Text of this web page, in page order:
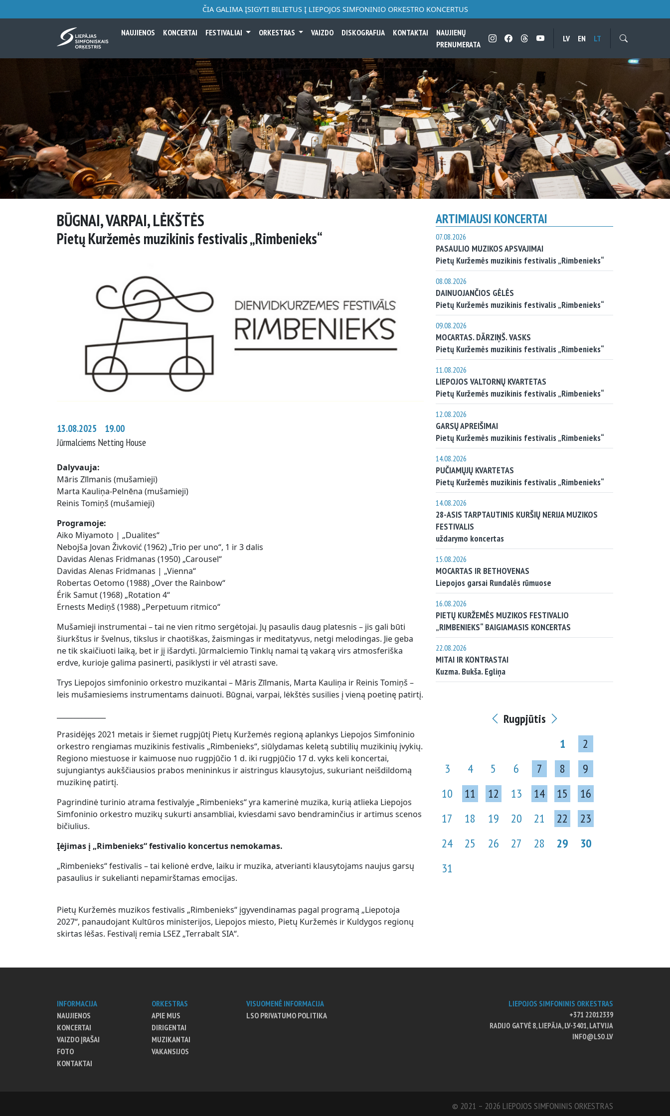
ČIA GALIMA ĮSIGYTI BILIETUS Į LIEPOJOS SIMFONINIO ORKESTRO KONCERTUS
NAUJIENOS KONCERTAI FESTIVALIAI ORKESTRAS VAIZDO DISKOGRAFIJA KONTAKTAI
NAUJIENŲ
PRENUMERATA
LV EN LT
BŪGNAI, VARPAI, LĖKŠTĖS
Pietų Kuržemės muzikinis festivalis „Rimbenieks“
13.08.2025 19.00
Jūrmalciems Netting House
Dalyvauja:
Māris Zīlmanis (mušamieji)
Marta Kauliņa-Pelnēna (mušamieji)
Reinis Tomiņš (mušamieji)
Programoje:
Aiko Miyamoto | „Dualites“
Nebojša Jovan Živković (1962) „Trio per uno“, 1 ir 3 dalis
Davidas Alenas Fridmanas (1950) „Carousel“
Davidas Alenas Fridmanas | „Vienna“
Robertas Oetomo (1988) „Over the Rainbow“
Érik Samut (1968) „Rotation 4“
Ernests Mediņš (1988) „Perpetuum ritmico“
Mušamieji instrumentai – tai ne vien ritmo sergėtojai. Jų pasaulis daug platesnis – jis gali būti
šiurkštus ir švelnus, tikslus ir chaotiškas, žaismingas ir meditatyvus, netgi melodingas. Jie geba
ne tik skaičiuoti laiką, bet ir jį išardyti. Jūrmalciemio Tinklų namai tą vakarą virs atmosferiška
erdve, kurioje galima pasinerti, pasiklysti ir vėl atrasti save.
Trys Liepojos simfoninio orkestro muzikantai – Māris Zīlmanis, Marta Kauliņa ir Reinis Tomiņš –
leis mušamiesiems instrumentams dainuoti. Būgnai, varpai, lėkštės susilies į vieną poetinę patirtį.
Prasidėjęs 2021 metais ir šiemet rugpjūtį Pietų Kuržemės regioną aplankys Liepojos Simfoninio
orkestro rengiamas muzikinis festivalis „Rimbenieks“, siūlydamas keletą subtilių muzikinių įvykių.
Regiono miestuose ir kaimuose nuo rugpjūčio 1 d. iki rugpjūčio 17 d. vyks keli koncertai,
sujungiantys aukščiausios prabos menininkus ir aistringus klausytojus, sukuriant neišdildomą
muzikinę patirtį.
Pagrindinė turinio atrama festivalyje „Rimbenieks“ yra kamerinė muzika, kurią atlieka Liepojos
Simfoninio orkestro muzikų sukurti ansambliai, kviesdami savo bendraminčius ir artimus scenos
bičiulius.
Įėjimas į „Rimbenieks“ festivalio koncertus nemokamas.
„Rimbenieks“ festivalis – tai kelionė erdve, laiku ir muzika, atverianti klausytojams naujus garsų
pasaulius ir sukelianti nepamirštamas emocijas.
Pietų Kuržemės muzikos festivalis „Rimbenieks“ įgyvendinamas pagal programą „Liepotoja
2027“, panaudojant Kultūros ministerijos, Liepojos miesto, Pietų Kuržemės ir Kuldygos regionų
skirtas lėšas. Festivalį remia LSEZ „Terrabalt SIA“.
ARTIMIAUSI KONCERTAI
07.08.2026
PASAULIO MUZIKOS APSVAJIMAI
Pietų Kuržemės muzikinis festivalis „Rimbenieks“
08.08.2026
DAINUOJANČIOS GĖLĖS
Pietų Kuržemės muzikinis festivalis „Rimbenieks“
09.08.2026
MOCARTAS. DĀRZIŅŠ. VASKS
Pietų Kuržemės muzikinis festivalis „Rimbenieks“
11.08.2026
LIEPOJOS VALTORNŲ KVARTETAS
Pietų Kuržemės muzikinis festivalis „Rimbenieks“
12.08.2026
GARSŲ APREIŠIMAI
Pietų Kuržemės muzikinis festivalis „Rimbenieks“
14.08.2026
PUČIAMŲJŲ KVARTETAS
Pietų Kuržemės muzikinis festivalis „Rimbenieks“
14.08.2026
28-ASIS TARPTAUTINIS KURŠIŲ NERIJA MUZIKOS
FESTIVALIS
uždarymo koncertas
15.08.2026
MOCARTAS IR BETHOVENAS
Liepojos garsai Rundalės rūmuose
16.08.2026
PIETŲ KURŽEMĖS MUZIKOS FESTIVALIO
„RIMBENIEKS“ BAIGIAMASIS KONCERTAS
22.08.2026
MITAI IR KONTRASTAI
Kuzma. Bukša. Egliņa
Rugpjūtis
1
2
3
4 5 6 7 8
9
10
11 12 13 14 15
16
17
18 19 20 21 22
23
24
25 26 27 28 29
30
31
INFORMACIJA
NAUJIENOS
KONCERTAI
VAIZDO ĮRAŠAI
FOTO
KONTAKTAI
ORKESTRAS
APIE MUS
DIRIGENTAI
MUZIKANTAI
VAKANSIJOS
VISUOMENĖ INFORMACIJA
LSO PRIVATUMO POLITIKA
LIEPOJOS SIMFONINIS ORKESTRAS
+371 22012339
RADIJO GATVĖ 8, LIEPĀJA, LV-3401, LATVIJA
INFO@LSO.LV
© 2021 – 2026 LIEPOJOS SIMFONINIS ORKESTRAS